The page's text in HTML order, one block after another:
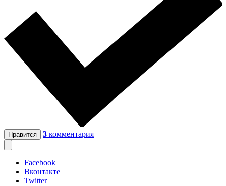
Нравится 3 комментария
Facebook
Вконтакте
Twitter